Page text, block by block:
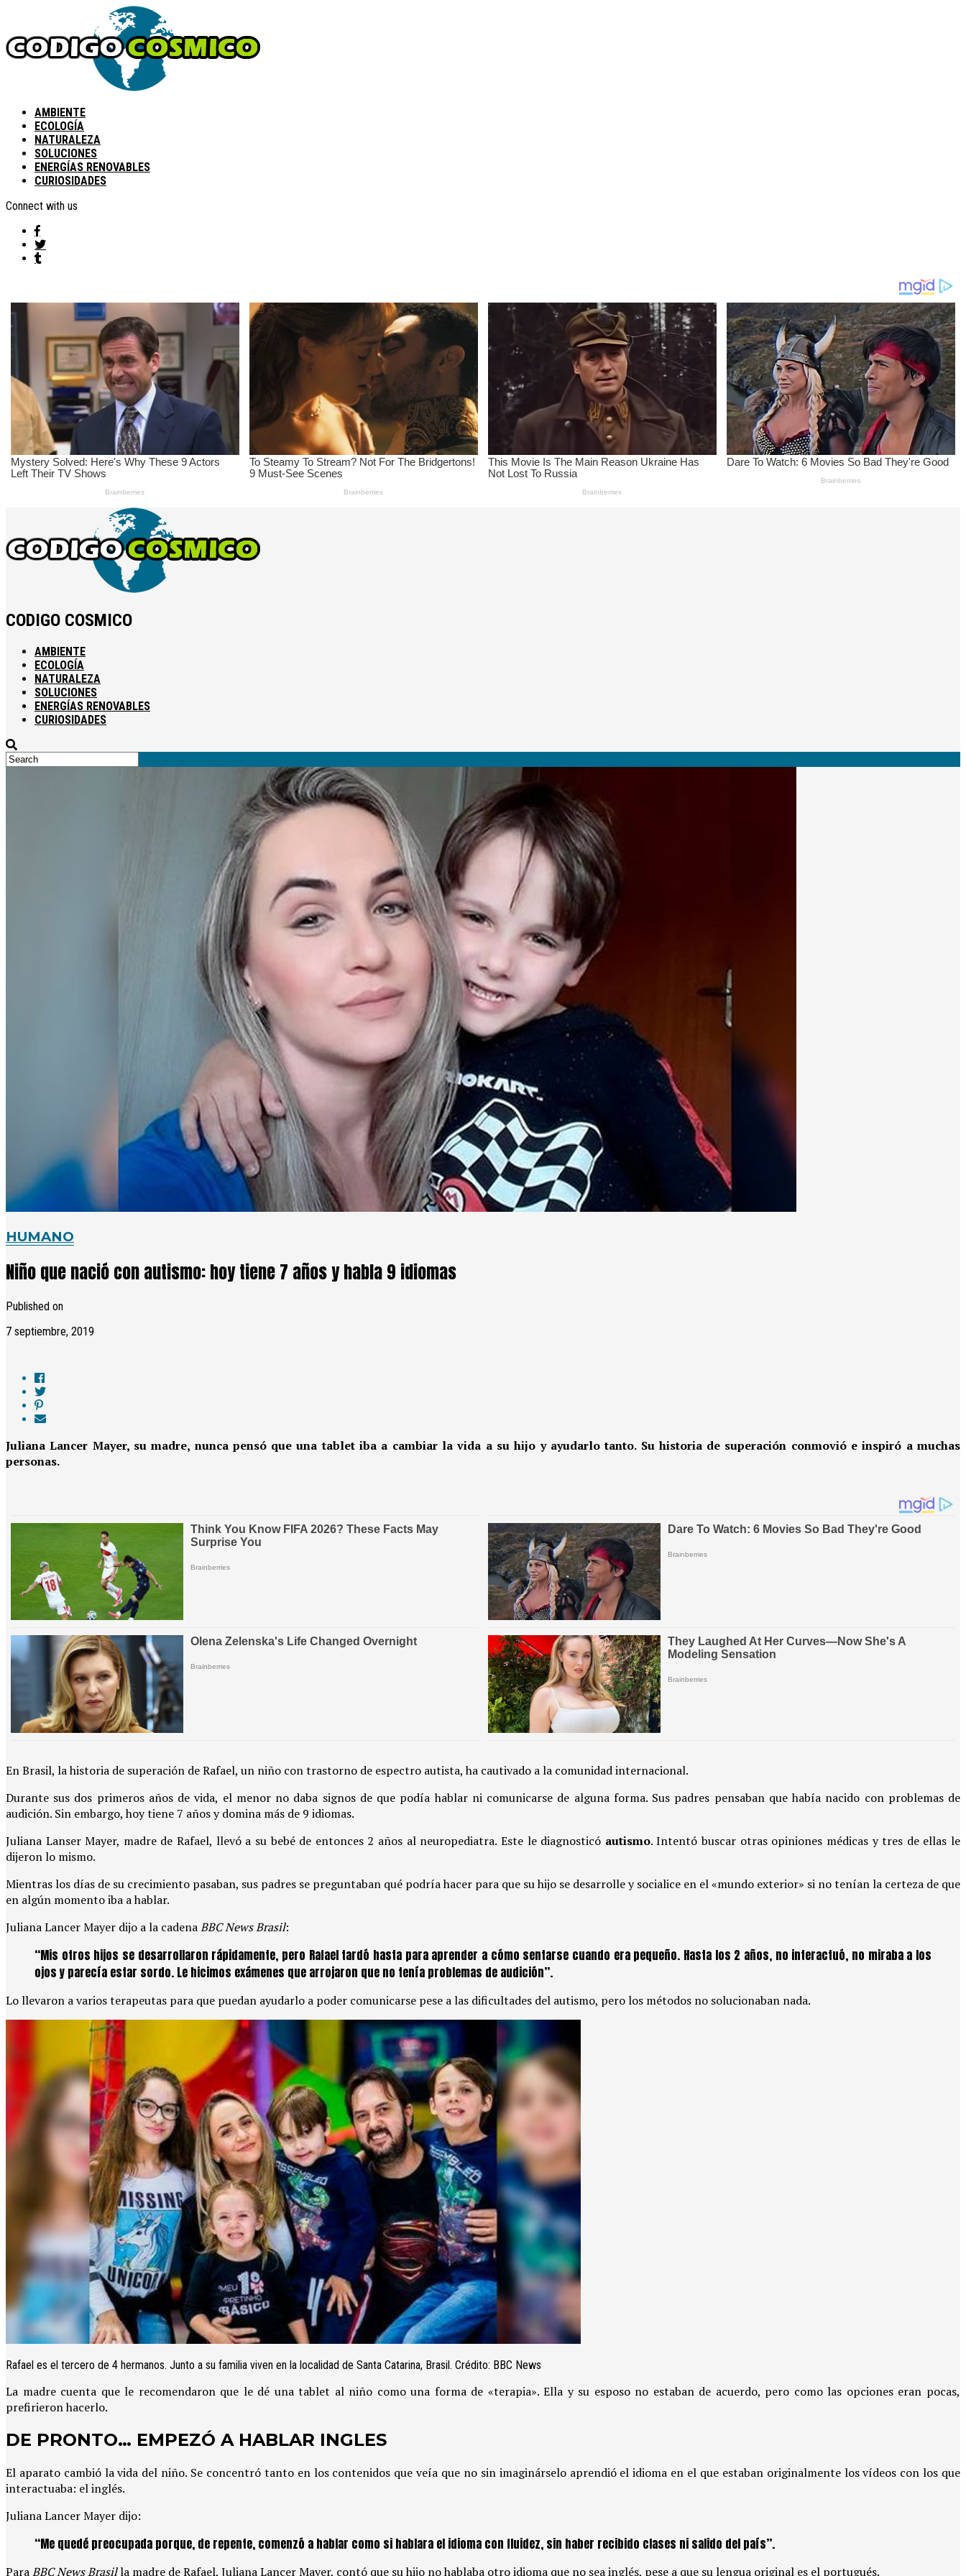
AMBIENTE
ECOLOGÍA
NATURALEZA
SOLUCIONES
ENERGÍAS RENOVABLES
CURIOSIDADES
Connect with us
CODIGO COSMICO
AMBIENTE
ECOLOGÍA
NATURALEZA
SOLUCIONES
ENERGÍAS RENOVABLES
CURIOSIDADES
HUMANO
Niño que nació con autismo: hoy tiene 7 años y habla 9 idiomas
Published on
7 septiembre, 2019
Juliana Lancer Mayer, su madre, nunca pensó que una tablet iba a cambiar la vida a su hijo y ayudarlo tanto. Su historia de superación conmovió e inspiró a muchas
personas.
En Brasil, la historia de superación de Rafael, un niño con trastorno de espectro autista, ha cautivado a la comunidad internacional.
Durante sus dos primeros años de vida, el menor no daba signos de que podía hablar ni comunicarse de alguna forma. Sus padres pensaban que había nacido con problemas de
audición. Sin embargo, hoy tiene 7 años y domina más de 9 idiomas.
Juliana Lanser Mayer, madre de Rafael, llevó a su bebé de entonces 2 años al neuropediatra. Este le diagnosticó autismo. Intentó buscar otras opiniones médicas y tres de ellas le
dijeron lo mismo.
Mientras los días de su crecimiento pasaban, sus padres se preguntaban qué podría hacer para que su hijo se desarrolle y socialice en el «mundo exterior» si no tenían la certeza de que
en algún momento iba a hablar.
Juliana Lancer Mayer dijo a la cadenaBBC News Brasil:
“Mis otros hijos se desarrollaron rápidamente, pero Rafael tardó hasta para aprender a cómo sentarse cuando era pequeño. Hasta los 2 años, no interactuó, no miraba a los
ojos y parecía estar sordo. Le hicimos exámenes que arrojaron que no tenía problemas de audición”.
Lo llevaron a varios terapeutas para que puedan ayudarlo a poder comunicarse pese a las dificultades del autismo, pero los métodos no solucionaban nada.
Rafael es el tercero de 4 hermanos. Junto a su familia viven en la localidad de Santa Catarina, Brasil. Crédito: BBC News
La madre cuenta que le recomendaron que le dé una tablet al niño como una forma de «terapia». Ella y su esposo no estaban de acuerdo, pero como las opciones eran pocas,
prefirieron hacerlo.
DE PRONTO… EMPEZÓ A HABLAR INGLES
El aparato cambió la vida del niño. Se concentró tanto en los contenidos que veía que no sin imaginárselo aprendió el idioma en el que estaban originalmente los vídeos con los que
interactuaba: el inglés.
Juliana Lancer Mayer dijo:
“Me quedé preocupada porque, de repente, comenzó a hablar como si hablara el idioma con fluidez, sin haber recibido clases ni salido del país”.
ParaBBC News Brasilla madre de Rafael, Juliana Lancer Mayer, contó que su hijo no hablaba otro idioma que no sea inglés, pese a que su lengua original es el portugués.